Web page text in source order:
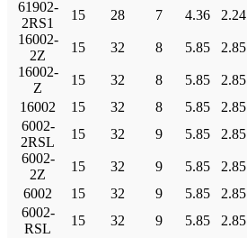
61902-
2RS1
15 28 7 4.36 2.24
16002-
2Z
15 32 8 5.85 2.85
16002-
Z
15 32 8 5.85 2.85
16002
15 32 8 5.85 2.85
6002-
2RSL
15 32 9 5.85 2.85
6002-
2Z
15 32 9 5.85 2.85
6002
15 32 9 5.85 2.85
6002-
RSL
15 32 9 5.85 2.85